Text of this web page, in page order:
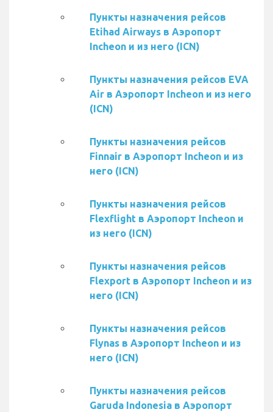
Пункты назначения рейсов
Etihad Airways в Аэропорт
Incheon и из него (ICN)
Пункты назначения рейсов EVA
Air в Аэропорт Incheon и из него
(ICN)
Пункты назначения рейсов
Finnair в Аэропорт Incheon и из
него (ICN)
Пункты назначения рейсов
Flexflight в Аэропорт Incheon и
из него (ICN)
Пункты назначения рейсов
Flexport в Аэропорт Incheon и из
него (ICN)
Пункты назначения рейсов
Flynas в Аэропорт Incheon и из
него (ICN)
Пункты назначения рейсов
Garuda Indonesia в Аэропорт